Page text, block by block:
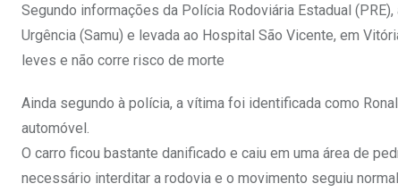
Segundo informações da Polícia Rodoviária Estadual
Urgência (Samu) e levada ao Hospital São Vicente, em
leves e não corre risco de morte
Ainda segundo à polícia, a vítima foi identificada como
automóvel.
O carro ficou bastante danificado e caiu em uma área de
necessário interditar a rodovia e o movimento seguiu